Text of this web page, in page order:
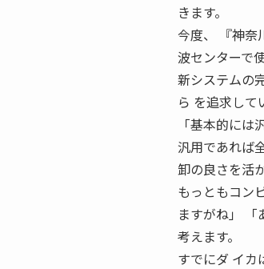
きます。
今度、 『神奈
波センターで
新システムの
ら を追求して
「基本的には
汎用であれば
卸の良さを活
もっともコン
ますがね」
考えます。
すでにダ イカ